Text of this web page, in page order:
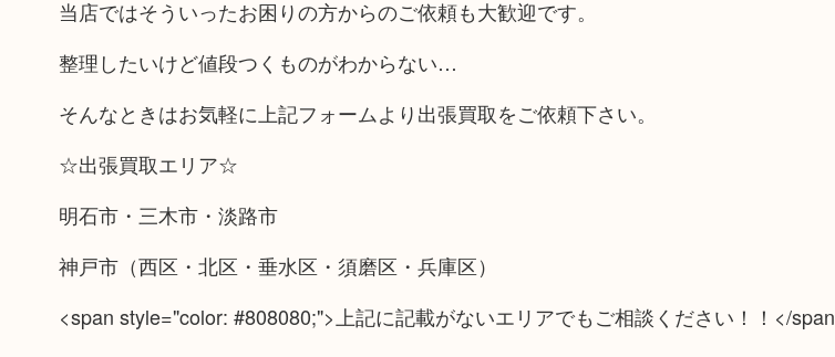
当店ではそういったお困りの方からのご依頼も大歓迎です。
整理したいけど値段つくものがわからない…
そんなときはお気軽に上記フォームより出張買取をご依頼下さい。
☆出張買取エリア☆
明石市・三木市・淡路市
神戸市（西区・北区・垂水区・須磨区・兵庫区）
<span style="color: #808080;">上記に記載がないエリアでもご相談ください！！</